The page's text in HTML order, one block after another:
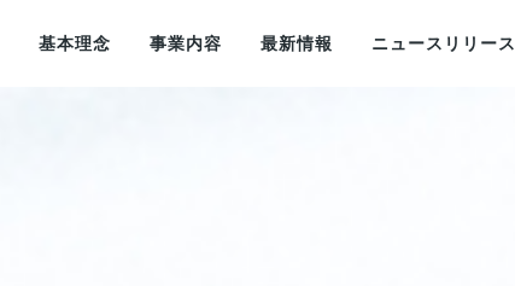
基本理念 事業内容 最新情報 ニュースリリース